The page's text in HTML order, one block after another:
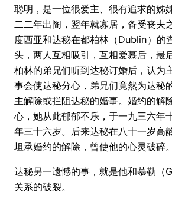
聪明，是一位很爱主、很有追求的姊
二二年出阁，翌年就寡居，备受丧夫
度西亚和达秘在都柏林（Dublin）的
头，两人互相吸引，互相爱慕后，最
柏林的弟兄们听到达秘订婚后，认为
事会使达秘分心，弟兄们竟然为达秘
主解除或拦阻达秘的婚事。婚约的解
心，她从此郁郁不乐，于一九三六年
年三十六岁。后来达秘在八十一岁高
坦承婚约的解除，曾使他的心灵破碎。
达秘另一遗憾的事，就是他和慕勒（
关系的破裂。